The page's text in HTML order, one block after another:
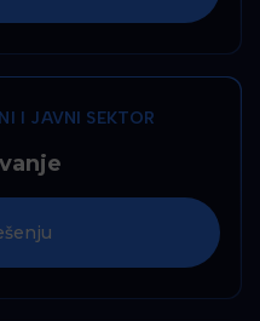
I JAVNI SEKTOR